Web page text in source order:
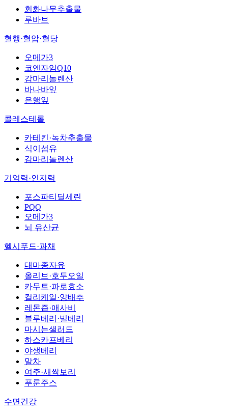
회화나무추출물
루바브
혈행·혈압·혈당
오메가3
코엔자임Q10
감마리놀렌산
바나바잎
은행잎
콜레스테롤
카테킨·녹차추출물
식이섬유
감마리놀렌산
기억력·인지력
포스파티딜세린
PQQ
오메가3
뇌 유산균
헬시푸드·과채
대마종자유
올리브·호두오일
카무트·파로효소
컬리케일·양배추
레몬즙·애사비
블루베리·빌베리
마시는샐러드
하스카프베리
야생베리
말차
여주·새싹보리
푸룬주스
수면건강